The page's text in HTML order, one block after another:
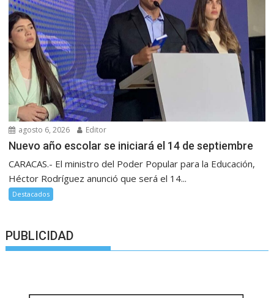
agosto 6, 2026 Editor
Nuevo año escolar se iniciará el 14 de septiembre
CARACAS.- El ministro del Poder Popular para la Educación,
Héctor Rodríguez anunció que será el 14...
Destacados
PUBLICIDAD